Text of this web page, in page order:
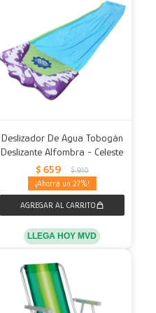
Deslizador De Agua Tobogán
Deslizante Alfombra - Celeste
$ 659 $ 910
27
LLEGA HOY MVD